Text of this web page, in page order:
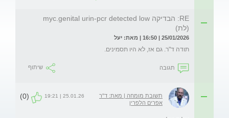
RE: הבדיקה myc.genital urin-pcr detected low
(לת)
25/01/2026 | 16:50 | מאת: יעל
תודה ד"ר. גם אז, לא היו תסמינים.
תגובה שיתוף
תשובת מומחה | מאת: ד"ר
אפרים הלפרין
25.01.26 | 19:21
(0)